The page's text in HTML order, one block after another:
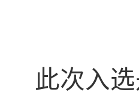
此次入